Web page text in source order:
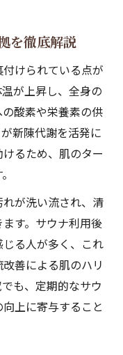
を徹底解説
けられている点が
が上昇し、全身の
酸素や栄養素の供
新陳代謝を活発に
るため、肌のター
が洗い流され、清
す。サウナ利用後
る人が多く、これ
善による肌のハリ
も、定期的なサウ
上に寄与すること